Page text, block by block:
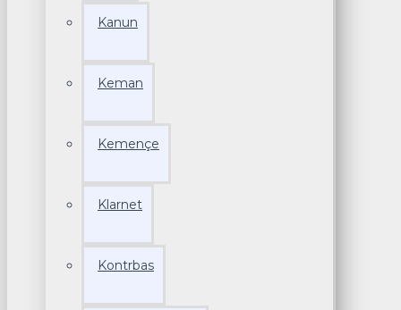
Kanun
Keman
Kemençe
Klarnet
Kontrbas